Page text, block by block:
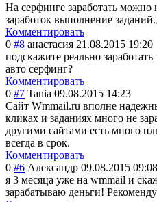
На серфинге заработать
заработок выполнение
Комментировать
0 #8 анастасия 21.08.2015 19:20
подскажите реально
авто серфинг?
Комментировать
0 #7 Tania 09.08.2015 14:23
Сайт Wmmail.ru вполне
кликах и заданиях много не
другими сайтами есть много
всегда в срок.
Комментировать
0 #6 Александр 09.08.2015 09:08
я 3 месяца уже на wmmail и
зарабатываю деньги!